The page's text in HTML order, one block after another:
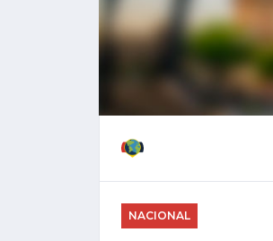
NACIONAL